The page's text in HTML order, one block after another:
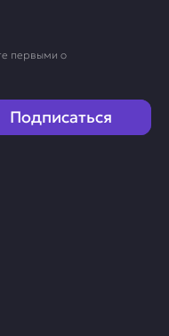
первыми о
Подписаться